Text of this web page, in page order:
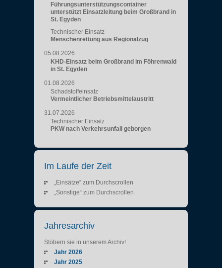
Führungsunterstützungscontainer
unterstützt Einsatzleitung beim Großbrand in
St. Egyden
Technischer Einsatz
Menschenrettung aus Regionalzug
05.08.2026
KHD-Einsatz beim Großbrand im Föhrenwald
in St. Egyden
01.08.2026
Schadstoffeinsatz
Vermeintlicher Betriebsmittelaustritt
31.07.2026
Technischer Einsatz
PKW nach Verkehrsunfall geborgen
Im Laufe der Zeit
„Einsätze“ zum Durchscrollen
„Sonstige“ zum Durchscrollen
Jahresarchiv
Stöbern sie in unserem Archiv!
Jahr 2026
Jahr 2025